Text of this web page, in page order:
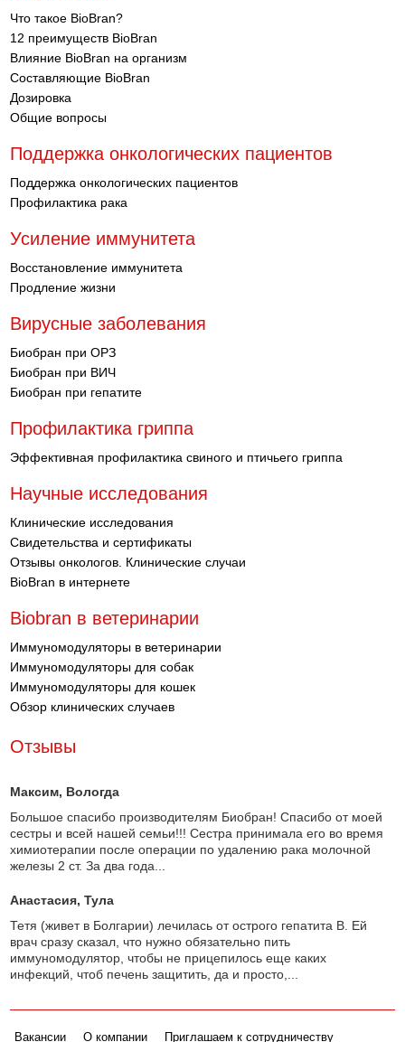
Что такое BioBran?
12 преимуществ BioBran
Влияние BioBran на организм
Составляющие BioBran
Дозировка
Общие вопросы
Поддержка онкологических пациентов
Поддержка онкологических пациентов
Профилактика рака
Усиление иммунитета
Восстановление иммунитета
Продление жизни
Вирусные заболевания
Биобран при ОРЗ
Биобран при ВИЧ
Биобран при гепатите
Профилактика гриппа
Эффективная профилактика свиного и птичьего гриппа
Научные исследования
Клинические исследования
Свидетельства и сертификаты
Отзывы онкологов. Клинические случаи
BioBran в интернете
Biobran в ветеринарии
Иммуномодуляторы в ветеринарии
Иммуномодуляторы для собак
Иммуномодуляторы для кошек
Обзор клинических случаев
Отзывы
Максим, Вологда
Большое спасибо производителям Биобран! Спасибо от моей
сестры и всей нашей семьи!!! Сестра принимала его во время
химиотерапии после операции по удалению рака молочной
железы 2 ст. За два года...
Анастасия, Тула
Тетя (живет в Болгарии) лечилась от острого гепатита В. Ей
врач сразу сказал, что нужно обязательно пить
иммуномодулятор, чтобы не прицепилось еще каких
инфекций, чтоб печень защитить, да и просто,...
Вакансии О компании Приглашаем к сотрудничеству